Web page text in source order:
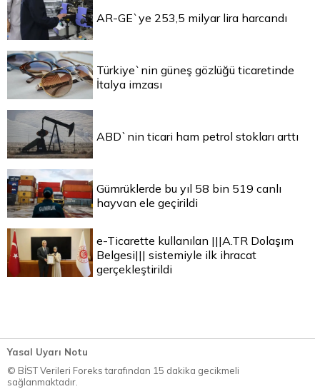
AR-GE`ye 253,5 milyar lira harcandı
Türkiye`nin güneş gözlüğü ticaretinde
İtalya imzası
ABD`nin ticari ham petrol stokları arttı
Gümrüklerde bu yıl 58 bin 519 canlı
hayvan ele geçirildi
e-Ticarette kullanılan |||A.TR Dolaşım
Belgesi||| sistemiyle ilk ihracat
gerçekleştirildi
Yasal Uyarı Notu
© BİST Verileri Foreks tarafından 15 dakika gecikmeli
sağlanmaktadır.